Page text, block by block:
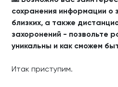
сохранения информации о
близких, а также
захоронений - позвольте
уникальны и как сможем
Итак приступим.